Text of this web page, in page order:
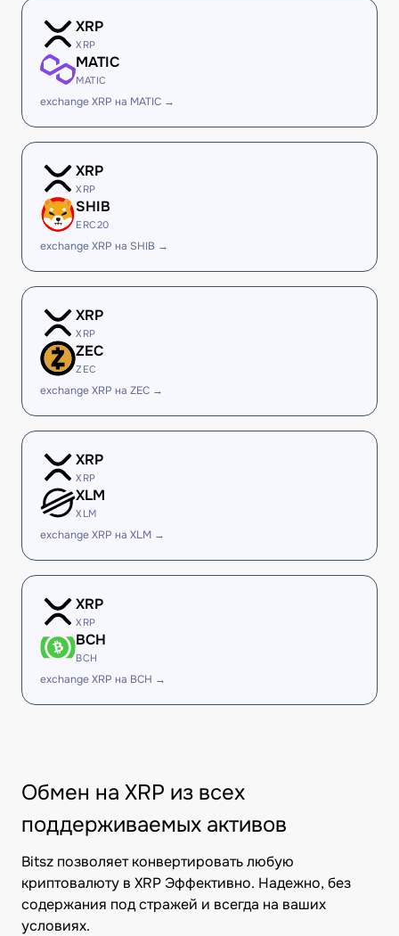
XRP
XRP
MATIC
MATIC
exchange XRP на MATIC →
XRP
XRP
SHIB
ERC20
exchange XRP на SHIB →
XRP
XRP
ZEC
ZEC
exchange XRP на ZEC →
XRP
XRP
XLM
XLM
exchange XRP на XLM →
XRP
XRP
BCH
BCH
exchange XRP на BCH →
Обмен на XRP из всех
поддерживаемых активов
Bitsz позволяет конвертировать любую
криптовалюту в XRP Эффективно. Надежно, без
содержания под стражей и всегда на ваших
условиях.